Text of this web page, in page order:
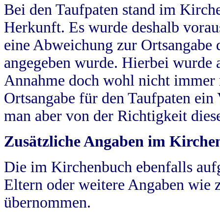
Bei den Taufpaten stand im
Herkunft. Es wurde deshalb
eine Abweichung zur
angegeben wurde. Hierbei wurde
Annahme doch wohl nicht
Ortsangabe für den Taufpaten
man aber von der Richtigkeit
Zusätzliche Angaben im
Die im Kirchenbuch ebenfalls
Eltern oder weitere Angaben wie
übernommen.